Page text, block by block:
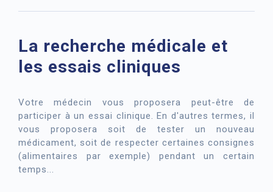
La recherche médicale et
les essais cliniques
Votre médecin vous proposera peut-être de
participer à un essai clinique. En d'autres termes, il
vous proposera soit de tester un nouveau
médicament, soit de respecter certaines consignes
(alimentaires par exemple) pendant un certain
temps...